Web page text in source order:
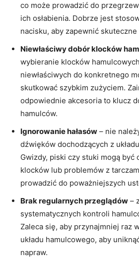
co może prowadzić do
⁢ich osłabienia. Dobrze jest
nacisku, aby zapewnić skuteczne
Niewłaściwy dobór klocków
wybieranie klocków
niewłaściwych do ‌konkretnego⁤
skutkować szybkim zużyciem.
odpowiednie akcesoria to klucz
hamulców.
Ignorowanie hałasów – nie
dźwięków dochodzących z
Gwizdy, piski ‍czy stuki mogą być
klocków lub problemów z
prowadzić‌ do poważniejszych​
Brak regularnych przeglądów –
systematycznych kontroli
Zaleca się, aby przynajmniej raz
‍układu hamulcowego, aby⁤
napraw.